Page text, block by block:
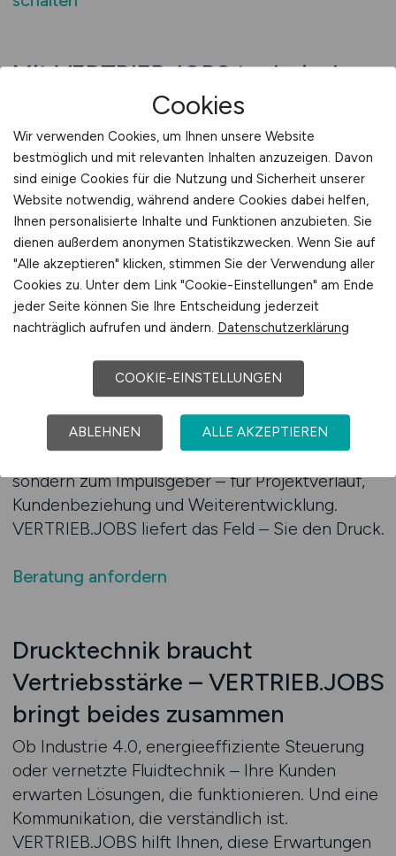
Mit VERTRIEB.JOBS technisches
Vertriebswissen für Fluidtechnik
sichern
Pneumatische und hydraulische Systeme
werden oft unterschätzt – bis sie ausfallen.
Deshalb braucht es im Vertrieb Menschen, die
sich mit Energieübertragung, Regelung und
Lebensdauer auskennen. VERTRIEB.JOBS bietet
Ihnen den Zugang zu genau dieser Zielgruppe.
Ihre Anzeige erscheint in einem technisch
spezialisierten Umfeld, das Beratung und
Anwendung verbindet. Sie gewinnen
Mitarbeitende, die Projekte nicht nur begleiten,
sondern systematisch strukturieren – vom
einzelnen Anschluss bis zum Gesamtaufbau. So
wird Ihr Vertrieb nicht zum Flaschenhals,
sondern zum Impulsgeber – für Projektverlauf,
Kundenbeziehung und Weiterentwicklung.
VERTRIEB.JOBS liefert das Feld – Sie den Druck.
Beratung anfordern
Drucktechnik braucht
Vertriebsstärke – VERTRIEB.JOBS
bringt beides zusammen
Ob Industrie 4.0, energieeffiziente Steuerung
oder vernetzte Fluidtechnik – Ihre Kunden
erwarten Lösungen, die funktionieren. Und eine
Kommunikation, die verständlich ist.
VERTRIEB.JOBS hilft Ihnen, diese Erwartungen
Cookies
Wir verwenden Cookies, um Ihnen unsere Website
bestmöglich und mit relevanten Inhalten anzuzeigen. Davon
sind einige Cookies für die Nutzung und Sicherheit unserer
Website notwendig, während andere Cookies dabei helfen,
Ihnen personalisierte Inhalte und Funktionen anzubieten. Sie
dienen außerdem anonymen Statistikzwecken. Wenn Sie auf
"Alle akzeptieren" klicken, stimmen Sie der Verwendung aller
Cookies zu. Unter dem Link "Cookie-Einstellungen" am Ende
jeder Seite können Sie Ihre Entscheidung jederzeit
nachträglich aufrufen und ändern. Datenschutzerklärung
COOKIE-EINSTELLUNGEN
ABLEHNEN ALLE AKZEPTIEREN